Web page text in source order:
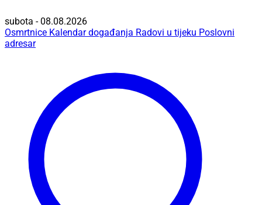
subota - 08.08.2026
Osmrtnice Kalendar događanja Radovi u tijeku Poslovni
adresar